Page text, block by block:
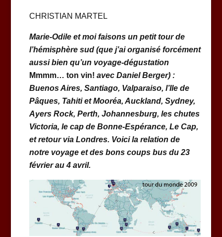
CHRISTIAN MARTEL
Marie-Odile et moi faisons un petit tour de
l’hémisphère sud(que j’ai organisé forcément
aussi bien qu’un voyage-dégustation
Mmmm… ton vin! avec Daniel Berger) :
Buenos Aires, Santiago, Valparaiso, l’Ile de
Pâques, Tahiti et Mooréa, Auckland, Sydney,
Ayers Rock, Perth, Johannesburg, les chutes
Victoria, le cap de Bonne-Espérance, Le Cap,
et retour via Londres. Voici la relation de
notre voyage et des bons coups bus du 23
février au 4 avril.